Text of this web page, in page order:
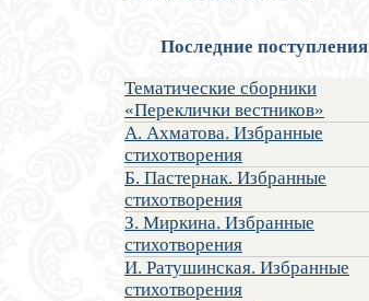
Последние поступления
Тематические сборники
«Переклички вестников»
А. Ахматова. Избранные
стихотворения
Б. Пастернак. Избранные
стихотворения
З. Миркина. Избранные
стихотворения
И. Ратушинская. Избранные
стихотворения